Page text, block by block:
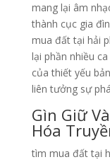
mang lại âm
thành cục gia
mua đất tại hải
lại phần nhiều
của thiết yếu
liên tưởng sự
Gìn Giữ
Hóa
tìm mua đất tại